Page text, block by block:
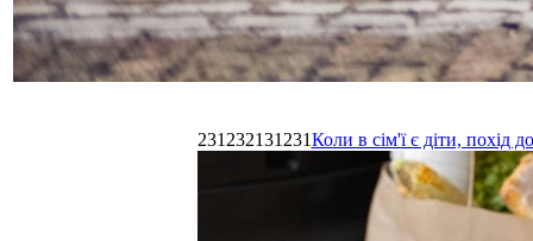
231232131231Коли в сім'ї є діти,